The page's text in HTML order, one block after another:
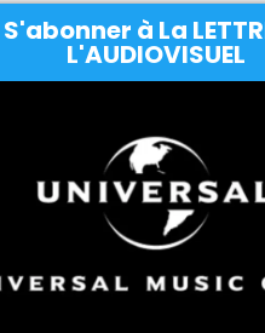
S'abonner à La
L'AUDIOVISUEL